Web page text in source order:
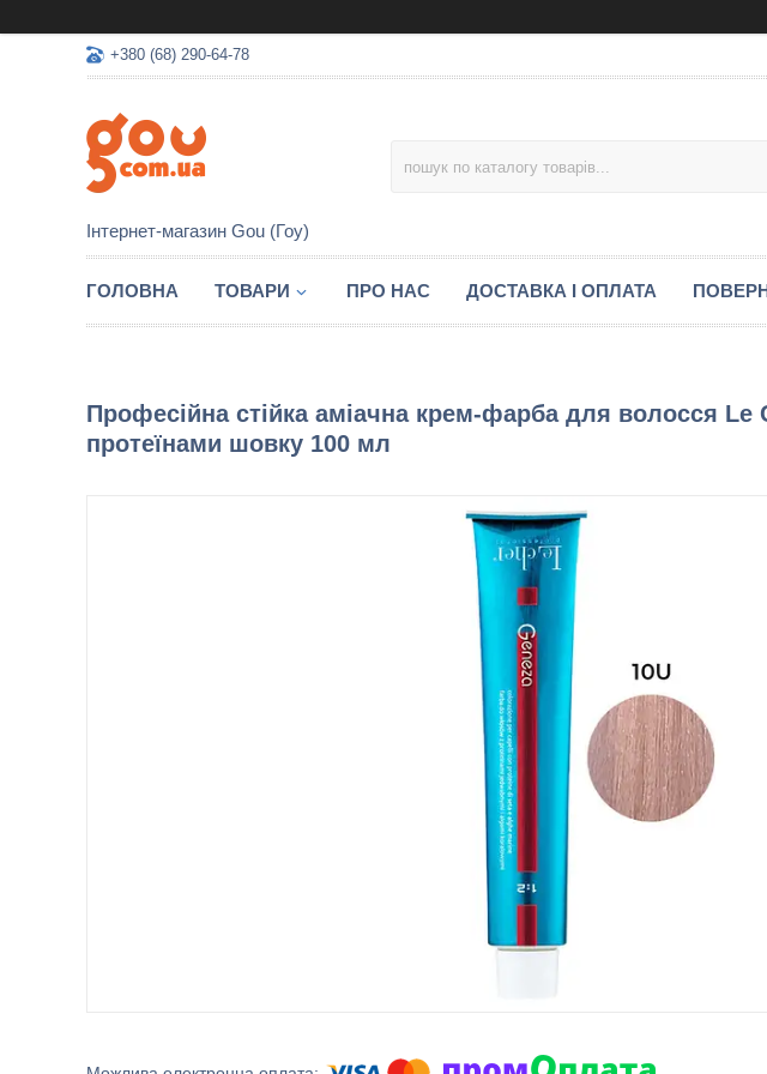
+380 (68) 290-64-78
Інтернет-магазин Gou (Гоу)
ГОЛОВНА ТОВАРИ ПРО НАС ДОСТАВКА І ОПЛАТА
Професійна стійка аміачна крем-фарба для волосся Le
протеїнами шовку 100 мл